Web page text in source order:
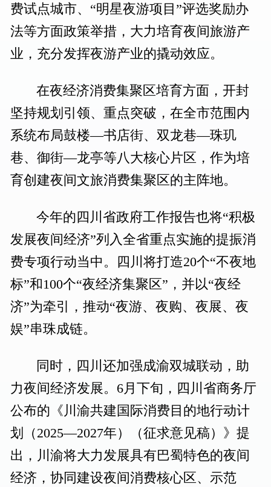
费试点城市、“明星夜游项目”评选奖励办
法等方面政策举措，大力培育夜间旅游产
业，充分发挥夜游产业的撬动效应。
在夜经济消费集聚区培育方面，开封
坚持规划引领、重点突破，在全市范围内
系统布局鼓楼—书店街、双龙巷—珠玑
巷、御街—龙亭等八大核心片区，作为培
育创建夜间文旅消费集聚区的主阵地。
今年的四川省政府工作报告也将“积极
发展夜间经济”列入全省重点实施的提振消
费专项行动当中。四川将打造20个“不夜地
标”和100个“夜经济集聚区”，并以“夜经
济”为牵引，推动“夜游、夜购、夜展、夜
娱”串珠成链。
同时，四川还加强成渝双城联动，助
力夜间经济发展。6月下旬，四川省商务厅
公布的《川渝共建国际消费目的地行动计
划（2025—2027年）（征求意见稿）》提
出，川渝将大力发展具有巴蜀特色的夜间
经济，协同建设夜间消费核心区、示范